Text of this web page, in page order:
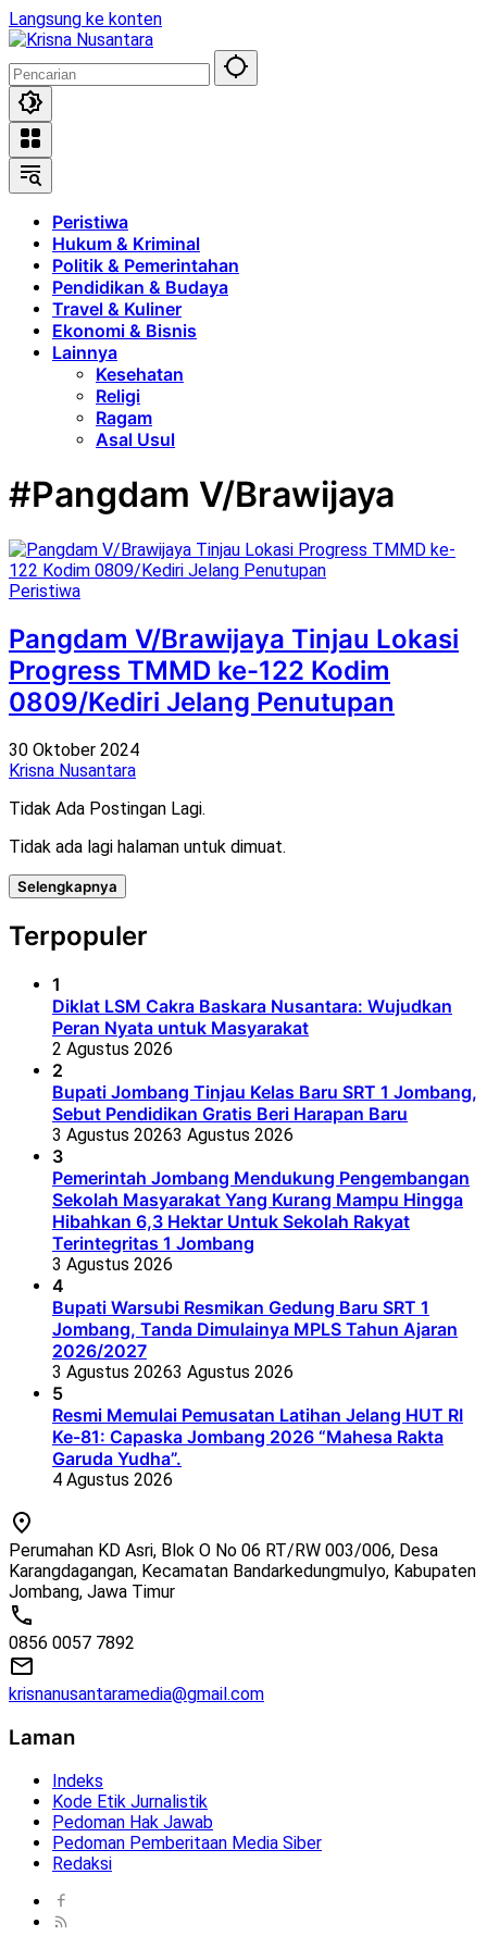
Langsung ke konten
Peristiwa
Hukum & Kriminal
Politik & Pemerintahan
Pendidikan & Budaya
Travel & Kuliner
Ekonomi & Bisnis
Lainnya
Kesehatan
Religi
Ragam
Asal Usul
#Pangdam V/Brawijaya
Peristiwa
Pangdam V/Brawijaya Tinjau Lokasi
Progress TMMD ke-122 Kodim
0809/Kediri Jelang Penutupan
30 Oktober 2024
Krisna Nusantara
Tidak Ada Postingan Lagi.
Tidak ada lagi halaman untuk dimuat.
Selengkapnya
Terpopuler
1
Diklat LSM Cakra Baskara Nusantara: Wujudkan
Peran Nyata untuk Masyarakat
2 Agustus 2026
2
Bupati Jombang Tinjau Kelas Baru SRT 1 Jombang,
Sebut Pendidikan Gratis Beri Harapan Baru
3 Agustus 20263 Agustus 2026
3
Pemerintah Jombang Mendukung Pengembangan
Sekolah Masyarakat Yang Kurang Mampu Hingga
Hibahkan 6,3 Hektar Untuk Sekolah Rakyat
Terintegritas 1 Jombang
3 Agustus 2026
4
Bupati Warsubi Resmikan Gedung Baru SRT 1
Jombang, Tanda Dimulainya MPLS Tahun Ajaran
2026/2027
3 Agustus 20263 Agustus 2026
5
Resmi Memulai Pemusatan Latihan Jelang HUT RI
Ke-81: Capaska Jombang 2026 “Mahesa Rakta
Garuda Yudha”.
4 Agustus 2026
Perumahan KD Asri, Blok O No 06 RT/RW 003/006, Desa
Karangdagangan, Kecamatan Bandarkedungmulyo, Kabupaten
Jombang, Jawa Timur
0856 0057 7892
krisnanusantaramedia@gmail.com
Laman
Indeks
Kode Etik Jurnalistik
Pedoman Hak Jawab
Pedoman Pemberitaan Media Siber
Redaksi